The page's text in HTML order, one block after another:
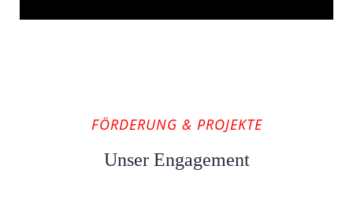
FÖRDERUNG & PROJEKTE
Unser Engagement